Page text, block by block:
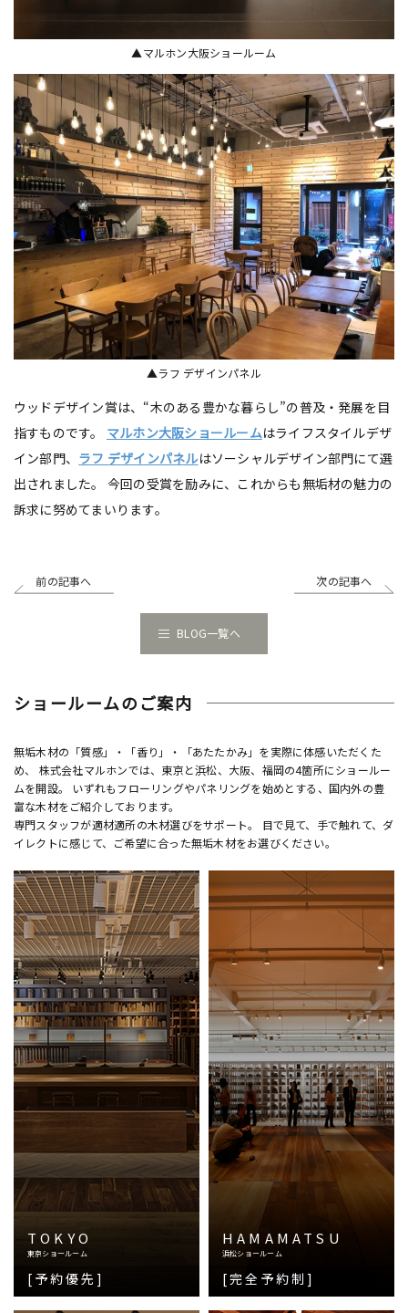
▲マルホン大阪ショールーム
▲ラフ デザインパネル
ウッドデザイン賞は、“木のある豊かな暮らし”の普及・発展を目
指すものです。 マルホン大阪ショールームはライフスタイルデザ
イン部門、 ラフ デザインパネルはソーシャルデザイン部門にて選
出されました。 今回の受賞を励みに、これからも無垢材の魅力の
訴求に努めてまいります。
前の記事へ 次の記事へ
BLOG一覧へ
ショールームのご案内
無垢木材の「質感」・「香り」・「あたたかみ」を実際に体感いただくた
め、 株式会社マルホンでは、東京と浜松、大阪、福岡の4箇所にショールー
ムを開設。 いずれもフローリングやパネリングを始めとする、国内外の豊
富な木材をご紹介しております。
専門スタッフが適材適所の木材選びをサポート。 目で見て、手で触れて、ダ
イレクトに感じて、ご希望に合った無垢木材をお選びください。
TOKYO
東京ショールーム
[予約優先]
HAMAMATSU
浜松ショールーム
[完全予約制]